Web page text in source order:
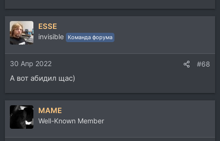
е
а
к
ц
и
и
:
ESSE
invisible Команда форума
30 Апр 2022 #68
А вот абидил щас)
MAME
Well-Known Member